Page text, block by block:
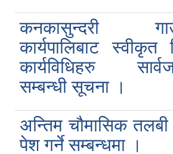
कनकासुन्दरी
कार्यपालिबाट स्वीकृत
कार्यविधिहरु
सम्बन्धी सूचना ।
अन्तिम चौमासिक
पेश गर्ने सम्बन्धमा ।